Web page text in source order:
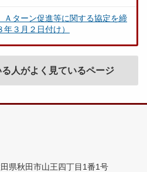
Ａターン促進等に関する協定を締
３月２日付け）
人がよく見ているページ
県秋田市山王四丁目1番1号